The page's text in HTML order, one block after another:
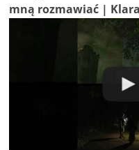
mną rozmawiać |